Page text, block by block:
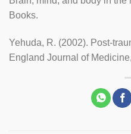
Books.
Yehuda, R. (2002). Post-
England Journal of